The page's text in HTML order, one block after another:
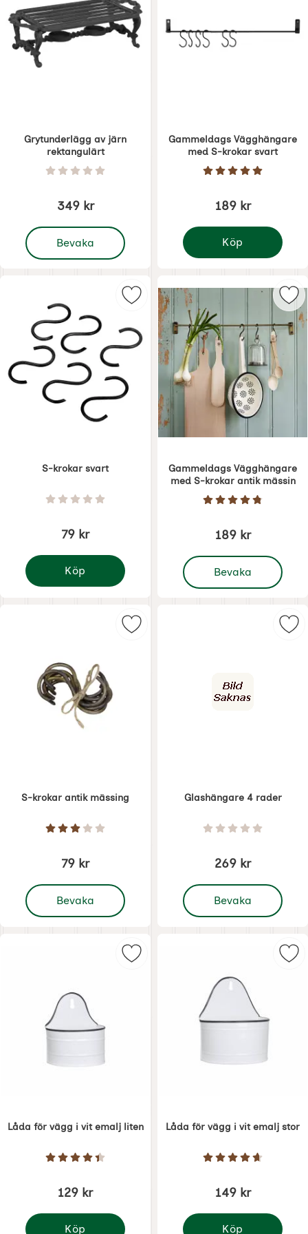
Grytunderlägg av järn
rektangulärt
Art. nr 6457 Betyg: 0 Stjärnor av 5
349 kr
Bevaka
, Grytunderlägg av järn rektangulärt
Gammeldags Vägghängare
med S-krokar svart
Art. nr 6463 Betyg: 5 Stjärnor
189 kr
Köp
Gammeldags
S-krokar svart
Art. nr 6464 Betyg: 0 Stjärnor av 5
79 kr
Köp
S-krokar svart
Markera s-krokar svart som
Gammeldags Vägghängare
med S-krokar antik mässin
Art. nr 6465 Betyg: 4.8
189 kr
Bevaka
, Gammeldags
S-krokar antik mässing
Art. nr 6466 Betyg: 3 Stjärnor av 5
79 kr
Bevaka
, S-krokar antik mässing
Markera s-krokar antik mässing
Glashängare 4 rader
Art. nr 6467 Betyg: 0 Stjärnor
269 kr
Bevaka
, Glashängare 4 rader
Låda för vägg i vit emalj liten
Art. nr 6570 Betyg: 4.5 Stjärnor av 5
129 kr
Köp
Markera låda för vägg i vit emalj
Låda för vägg i vit emalj stor
Art. nr 6571 Betyg: 4.7
149 kr
Köp